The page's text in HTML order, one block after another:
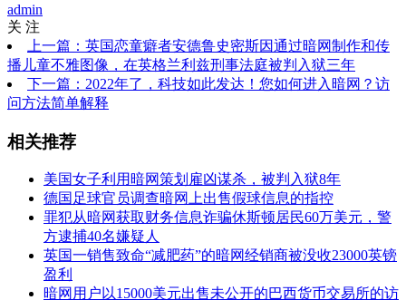
admin
关 注
上一篇：英国恋童癖者安德鲁史密斯因通过暗网制作和传
播儿童不雅图像，在英格兰利兹刑事法庭被判入狱三年
下一篇：2022年了，科技如此发达！您如何进入暗网？访
问方法简单解释
相关推荐
美国女子利用暗网策划雇凶谋杀，被判入狱8年
德国足球官员调查暗网上出售假球信息的指控
罪犯从暗网获取财务信息诈骗休斯顿居民60万美元，警
方逮捕40名嫌疑人
英国一销售致命“减肥药”的暗网经销商被没收23000英镑
盈利
暗网用户以15000美元出售未公开的巴西货币交易所的访